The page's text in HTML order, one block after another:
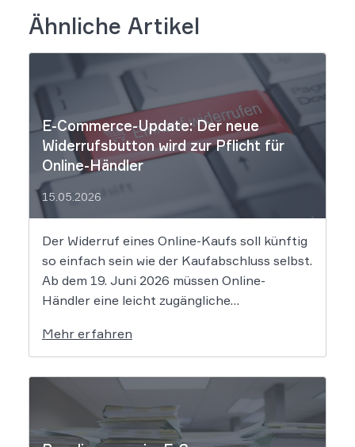
Ähnliche Artikel
E-Commerce-Update: Der neue
Widerrufsbutton wird zur Pflicht für
Online-Händler
15.05.2026
Der Widerruf eines Online-Kaufs soll künftig
so einfach sein wie der Kaufabschluss selbst.
Ab dem 19. Juni 2026 müssen Online-
Händler eine leicht zugängliche
sogenannten Widerrufsbutton. Wir erklären,
was Shop-Betreiber jetzt umsetzen müssen,
um Abmahnungen zu vermeiden. Bisher
Widerrufsbelehrung über […]
Mehr erfahren